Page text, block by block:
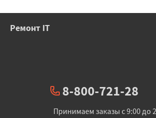
Ремонт IT
8-800-721-28
Принимаем заказы с 9:00 до